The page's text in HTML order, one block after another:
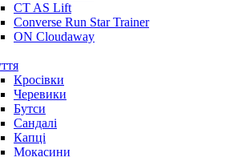
CT AS Lift
Converse Run Star Trainer
ON Cloudaway
Кросівки
Черевики
Бутси
Сандалі
Капці
Мокасини